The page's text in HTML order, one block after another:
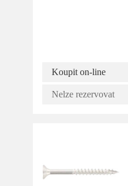
Koupit on-line
Nelze rezervovat